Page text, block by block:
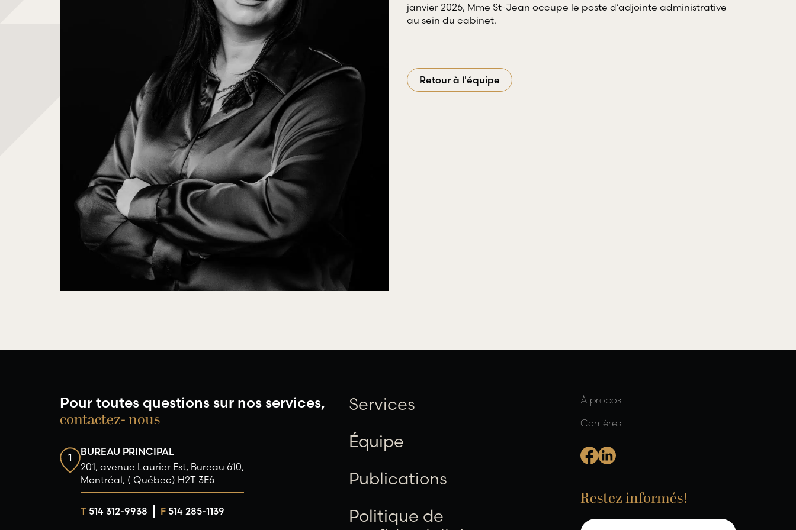
de professionnels œuvrant dans divers
domaines d’emploi.
criminel et pénal.
janvier 2026, Mme St-Jean occupe le poste d’adjointe administrative
au sein du cabinet.
Retour à l'équipe
Pour toutes questions sur nos services,
contactez- nous
1
BUREAU PRINCIPAL
201, avenue Laurier Est, Bureau 610,
Montréal, ( Québec) H2T 3E6
T514 312-9938 F514 285-1139
Services
Équipe
Publications
Politique de
À propos
Carrières
Restez informés!